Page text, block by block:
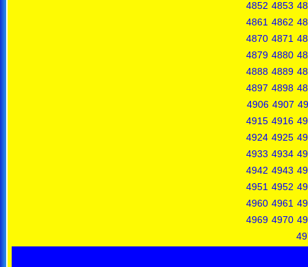
4852 4853
4861 4862
4870 4871
4879 4880
4888 4889
4897 4898
4906 4907
4915 4916
4924 4925
4933 4934
4942 4943
4951 4952
4960 4961
4969 4970